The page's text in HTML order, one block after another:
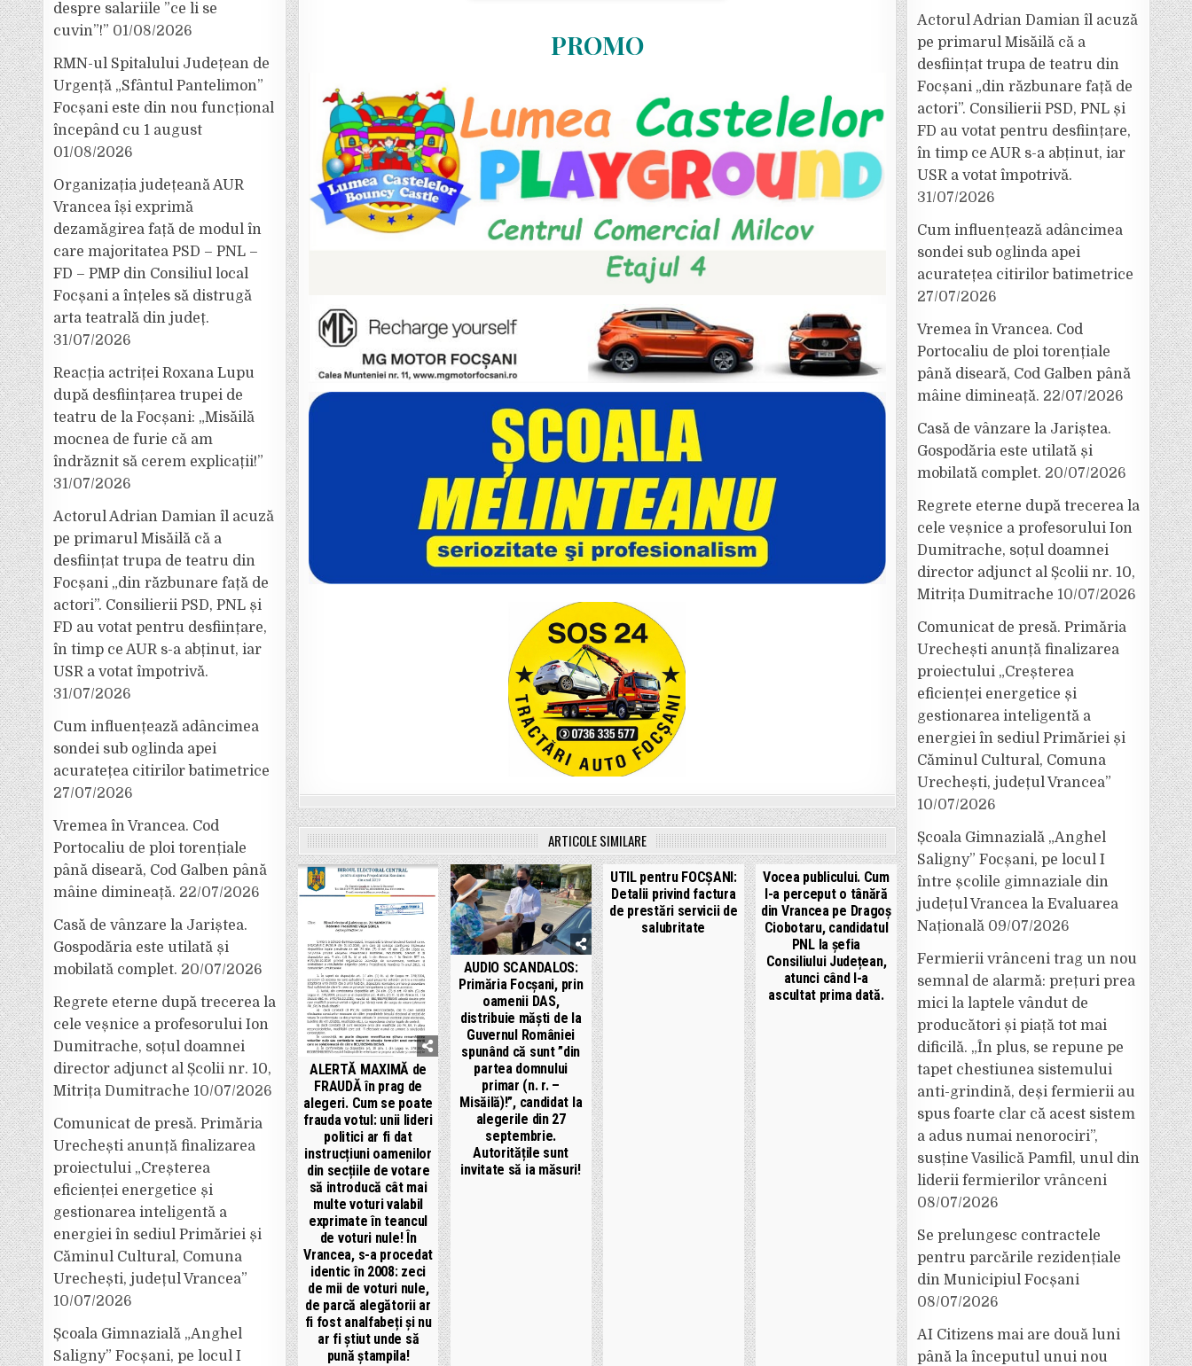
PROMO
ARTICOLE SIMILARE
ALERTĂ MAXIMĂ de
FRAUDĂ în prag de
alegeri. Cum se poate
frauda votul: unii lideri
politici ar fi dat
instrucțiuni oamenilor
din secțiile de votare
să introducă cât mai
multe voturi valabil
exprimate în teancul
de voturi nule! În
Vrancea, s-a procedat
identic în 2008: zeci
de mii de voturi nule,
de parcă alegătorii ar
fi fost analfabeți și nu
ar fi știut unde să
pună ștampila!
AUDIO SCANDALOS:
Primăria Focșani, prin
oamenii DAS,
distribuie măști de la
Guvernul României
spunând că sunt ”din
partea domnului
primar (n. r. –
Misăilă)!”, candidat la
alegerile din 27
septembrie.
Autoritățile sunt
invitate să ia măsuri!
UTIL pentru FOCȘANI:
Detalii privind factura
de prestări servicii de
salubritate
Vocea publicului. Cum
l-a perceput o tânără
din Vrancea pe Dragoș
Ciobotaru, candidatul
PNL la șefia
Consiliului Județean,
atunci când l-a
ascultat prima dată.
despre salariile ”ce li se
cuvin”!” 01/08/2026
RMN-ul Spitalului Județean de
Urgență „Sfântul Pantelimon”
Focșani este din nou funcțional
începând cu 1 august
01/08/2026
Organizația județeană AUR
Vrancea își exprimă
dezamăgirea față de modul în
care majoritatea PSD – PNL –
FD – PMP din Consiliul local
Focșani a înțeles să distrugă
arta teatrală din județ.
31/07/2026
Reacția actriței Roxana Lupu
după desființarea trupei de
teatru de la Focșani: „Misăilă
mocnea de furie că am
îndrăznit să cerem explicații!”
31/07/2026
Actorul Adrian Damian îl acuză
pe primarul Misăilă că a
desființat trupa de teatru din
Focșani „din răzbunare față de
actori”. Consilierii PSD, PNL și
FD au votat pentru desființare,
în timp ce AUR s-a abținut, iar
USR a votat împotrivă.
31/07/2026
Cum influențează adâncimea
sondei sub oglinda apei
acuratețea citirilor batimetrice
27/07/2026
Vremea în Vrancea. Cod
Portocaliu de ploi torențiale
până diseară, Cod Galben până
mâine dimineață. 22/07/2026
Casă de vânzare la Jariștea.
Gospodăria este utilată și
mobilată complet. 20/07/2026
Regrete eterne după trecerea la
cele veșnice a profesorului Ion
Dumitrache, soțul doamnei
director adjunct al Școlii nr. 10,
Mitrița Dumitrache 10/07/2026
Comunicat de presă. Primăria
Urechești anunță finalizarea
proiectului „Creșterea
eficienței energetice și
gestionarea inteligentă a
energiei în sediul Primăriei și
Căminul Cultural, Comuna
Urechești, județul Vrancea”
10/07/2026
Școala Gimnazială „Anghel
Saligny” Focșani, pe locul I
Actorul Adrian Damian îl acuză
pe primarul Misăilă că a
desființat trupa de teatru din
Focșani „din răzbunare față de
actori”. Consilierii PSD, PNL și
FD au votat pentru desființare,
în timp ce AUR s-a abținut, iar
USR a votat împotrivă.
31/07/2026
Cum influențează adâncimea
sondei sub oglinda apei
acuratețea citirilor batimetrice
27/07/2026
Vremea în Vrancea. Cod
Portocaliu de ploi torențiale
până diseară, Cod Galben până
mâine dimineață. 22/07/2026
Casă de vânzare la Jariștea.
Gospodăria este utilată și
mobilată complet. 20/07/2026
Regrete eterne după trecerea la
cele veșnice a profesorului Ion
Dumitrache, soțul doamnei
director adjunct al Școlii nr. 10,
Mitrița Dumitrache 10/07/2026
Comunicat de presă. Primăria
Urechești anunță finalizarea
proiectului „Creșterea
eficienței energetice și
gestionarea inteligentă a
energiei în sediul Primăriei și
Căminul Cultural, Comuna
Urechești, județul Vrancea”
10/07/2026
Școala Gimnazială „Anghel
Saligny” Focșani, pe locul I
între școlile gimnaziale din
județul Vrancea la Evaluarea
Națională 09/07/2026
Fermierii vrânceni trag un nou
semnal de alarmă: prețuri prea
mici la laptele vândut de
producători și piață tot mai
dificilă. „În plus, se repune pe
tapet chestiunea sistemului
anti-grindină, deși fermierii au
spus foarte clar că acest sistem
a adus numai nenorociri”,
susține Vasilică Pamfil, unul din
liderii fermierilor vrânceni
08/07/2026
Se prelungesc contractele
pentru parcările rezidențiale
din Municipiul Focșani
08/07/2026
AI Citizens mai are două luni
până la începutul unui nou